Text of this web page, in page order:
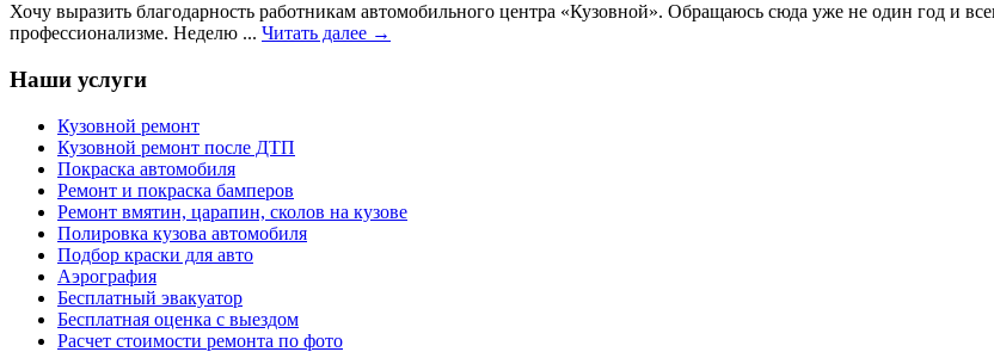
Хочу выразить благодарность работникам автомобильного центра «Кузовной». Обращаюсь сюда уже не один год и
профессионализме. Неделю ... Читать далее →
Наши услуги
Кузовной ремонт
Кузовной ремонт после ДТП
Покраска автомобиля
Ремонт и покраска бамперов
Ремонт вмятин, царапин, сколов на кузове
Полировка кузова автомобиля
Подбор краски для авто
Аэрография
Бесплатный эвакуатор
Бесплатная оценка с выездом
Расчет стоимости ремонта по фото